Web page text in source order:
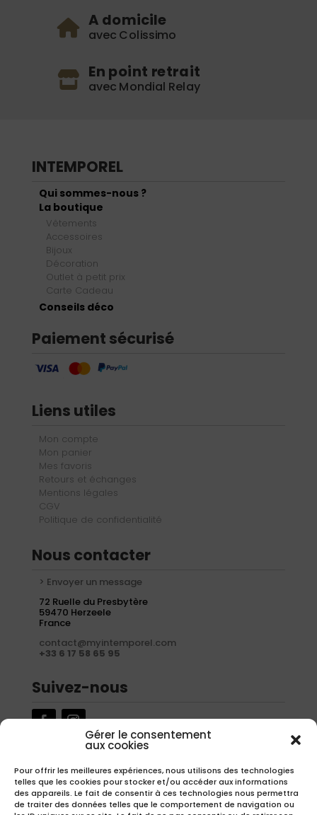
Gérer le consentement
aux cookies
Pour offrir les meilleures expériences, nous utilisons des technologies
telles que les cookies pour stocker et/ou accéder aux informations
des appareils. Le fait de consentir à ces technologies nous permettra
de traiter des données telles que le comportement de navigation ou
A domicile
avec Colissimo
En point retrait
avec Mondial Relay
INTEMPOREL
Qui sommes-nous ?
La boutique
Vêtements
Accessoires
Bijoux
Décoration
Outlet à petit prix
Carte Cadeau
Conseils déco
Paiement sécurisé
Liens utiles
Mon compte
Mon panier
Mes favoris
Retours et échanges
Mentions légales
CGV
Politique de confidentialité
Nous contacter
> Envoyer un message
72 Ruelle du Presbytère
59470 Herzeele
France
contact@myintemporel.com
+33 6 17 58 65 95
Suivez-nous
Inscrivez-vous à notre newsletter pour recevoir nos offres
exclusives.